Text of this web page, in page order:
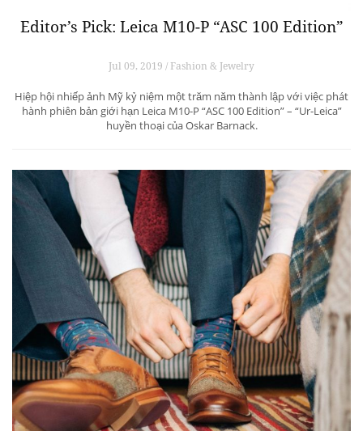
Editor’s Pick: Leica M10-P “ASC 100 Edition”
Jul 09, 2019 / Fashion & Jewelry
Hiệp hội nhiếp ảnh Mỹ kỷ niệm một trăm năm thành lập với việc phát
hành phiên bản giới hạn Leica M10-P “ASC 100 Edition” – “Ur-Leica”
huyền thoại của Oskar Barnack.